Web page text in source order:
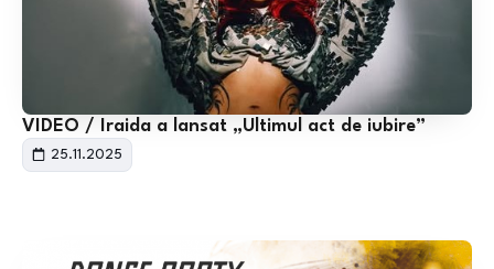
VIDEO / Iraida a lansat „Ultimul act de iubire”
25.11.2025